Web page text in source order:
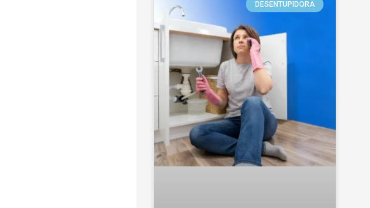
DESENTUPIDORA